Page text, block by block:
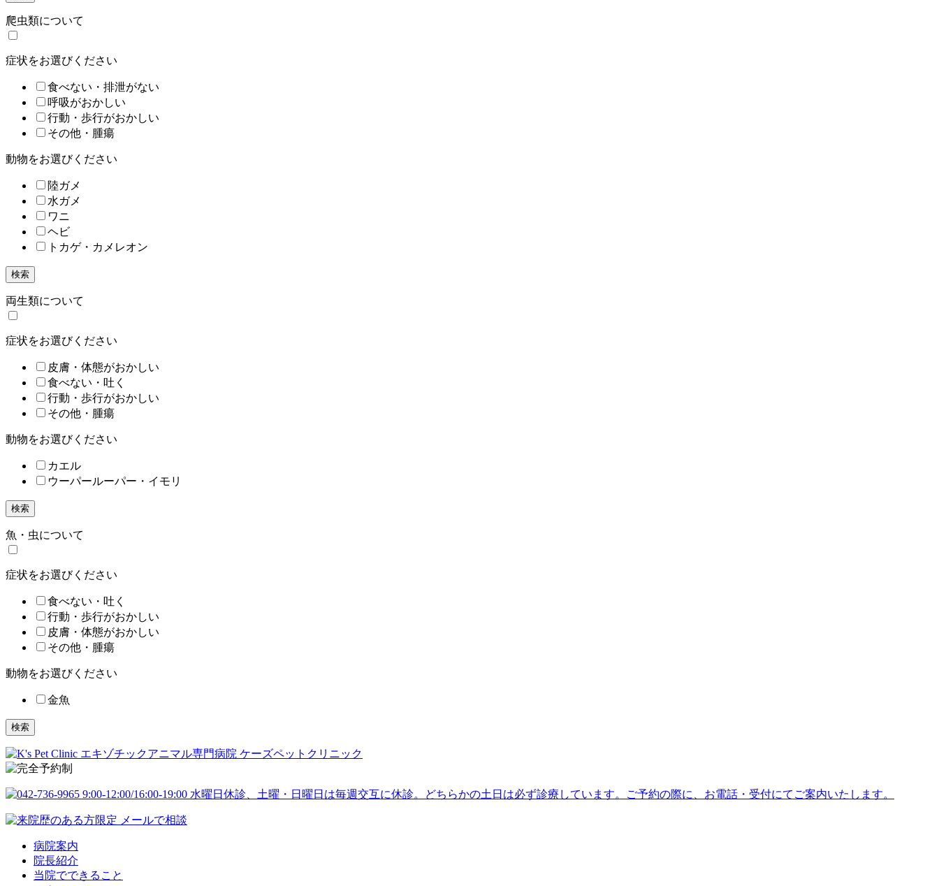
爬虫類について
症状をお選びください
食べない・排泄がない
呼吸がおかしい
行動・歩行がおかしい
その他・腫瘍
動物をお選びください
陸ガメ
水ガメ
ワニ
ヘビ
トカゲ・カメレオン
検索
両生類について
症状をお選びください
皮膚・体態がおかしい
食べない・吐く
行動・歩行がおかしい
その他・腫瘍
動物をお選びください
カエル
ウーパールーパー・イモリ
検索
魚・虫について
症状をお選びください
食べない・吐く
行動・歩行がおかしい
皮膚・体態がおかしい
その他・腫瘍
動物をお選びください
金魚
検索
病院案内
院長紹介
当院でできること